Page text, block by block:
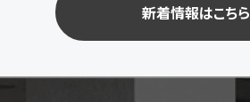
新着情報はこちら